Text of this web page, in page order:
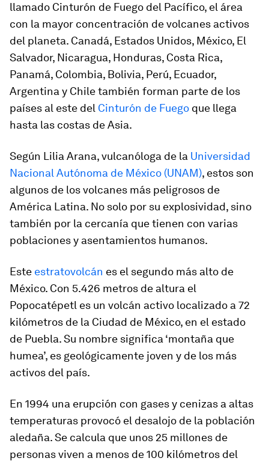
llamado Cinturón de Fuego del Pacífico, el área
con la mayor concentración de volcanes activos
del planeta. Canadá, Estados Unidos, México, El
Salvador, Nicaragua, Honduras, Costa Rica,
Panamá, Colombia, Bolivia, Perú, Ecuador,
Argentina y Chile también forman parte de los
países al este del Cinturón de Fuego que llega
hasta las costas de Asia.
Según Lilia Arana, vulcanóloga de la Universidad
Nacional Autónoma de México (UNAM), estos son
algunos de los volcanes más peligrosos de
América Latina. No solo por su explosividad, sino
también por la cercanía que tienen con varias
poblaciones y asentamientos humanos.
Este estratovolcán es el segundo más alto de
México. Con 5.426 metros de altura el
Popocatépetl es un volcán activo localizado a 72
kilómetros de la Ciudad de México, en el estado
de Puebla. Su nombre significa ‘montaña que
humea’, es geológicamente joven y de los más
activos del país.
En 1994 una erupción con gases y cenizas a altas
temperaturas provocó el desalojo de la población
aledaña. Se calcula que unos 25 millones de
personas viven a menos de 100 kilómetros del